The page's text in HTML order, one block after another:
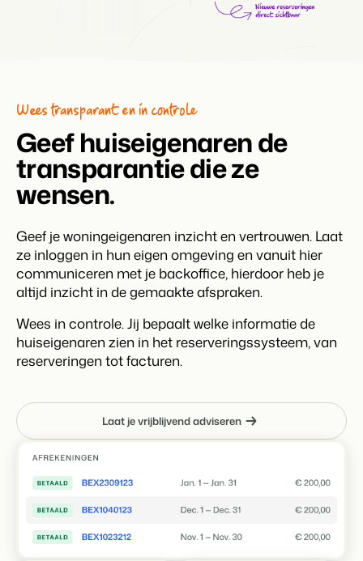
Wees transparant en in controle
Geef huiseigenaren de
transparantie die ze
wensen.
Geef je woningeigenaren inzicht en vertrouwen. Laat
ze inloggen in hun eigen omgeving en vanuit hier
communiceren met je backoffice, hierdoor heb je
altijd inzicht in de gemaakte afspraken.
Wees in controle. Jij bepaalt welke informatie de
huiseigenaren zien in het reserveringssysteem, van
reserveringen tot facturen.
Laat je vrijblijvend adviseren